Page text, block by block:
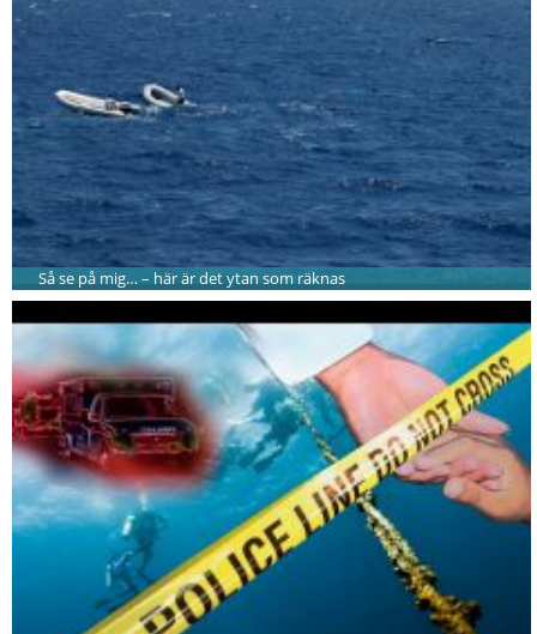
Så se på mig… – här är det ytan som räknas